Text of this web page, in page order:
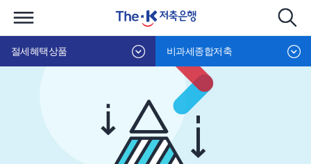
절세혜택상품 비과세종합저축